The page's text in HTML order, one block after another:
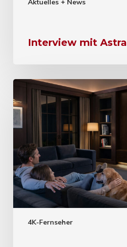
Interview mit Astra
4K-Fernseher